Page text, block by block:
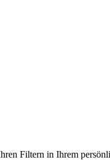
Filtern in Ihrem